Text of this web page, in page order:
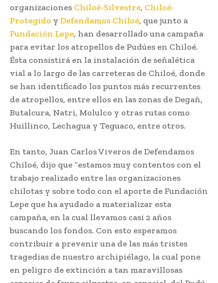
organizaciones Chiloé-Silvestre, Chiloé-
Protegido y Defendamos Chiloé, que junto a
Fundación Lepe, han desarrollado una campaña
para evitar los atropellos de Pudúes en Chiloé.
Ésta consistirá en la instalación de señalética
vial a lo largo de las carreteras de Chiloé, donde
se han identificado los puntos más recurrentes
de atropellos, entre ellos en las zonas de Degañ,
Butalcura, Natri, Molulco y otras rutas como
Huillinco, Lechagua y Teguaco, entre otros.
En tanto, Juan Carlos Viveros de Defendamos
Chiloé, dijo que “estamos muy contentos con el
trabajo realizado entre las organizaciones
chilotas y sobre todo con el aporte de Fundación
Lepe que ha ayudado a materializar esta
campaña, en la cual llevamos casi 2 años
buscando los fondos. Con esto esperamos
contribuir a prevenir una de las más tristes
tragedias de nuestro archipiélago, la cual pone
en peligro de extinción a tan maravillosas